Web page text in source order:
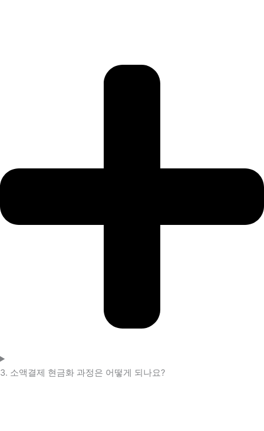
3. 소액결제 현금화 과정은 어떻게 되나요?